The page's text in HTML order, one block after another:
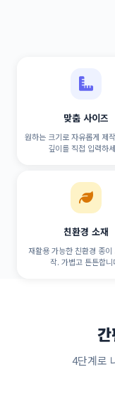
맞춤 사이즈
원하는 크기로 자유롭게 제
깊이를 직접 입력하
친환경 소재
재활용 가능한 친환경 종이
작. 가볍고 튼튼합니
4단계로